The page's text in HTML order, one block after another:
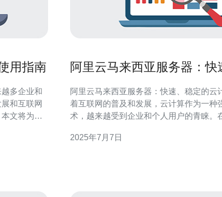
用指南
多企业和
和互联网
文将为马
阿里云马来西亚服务器：快
阿里云马来西亚服务器：快速、稳定的云计
着互联网的普及和发展，云计算作为一种
术，越来越受到企业和个人用户的青睐。
的业务和生活。阿里云作为全球领先的云
2025年7月7日